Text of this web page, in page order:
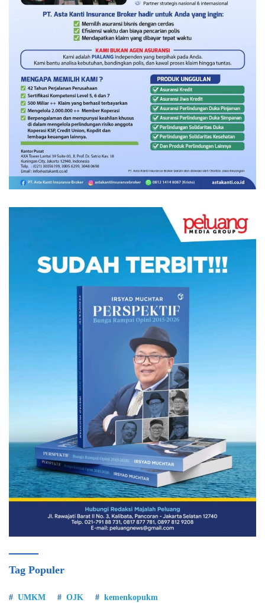
Tag Populer
UMKM OJK kemenkopukm